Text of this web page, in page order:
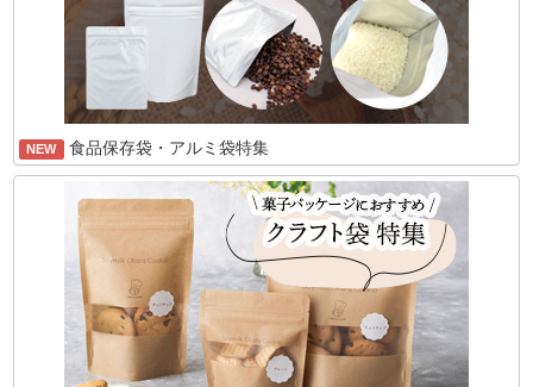
NEW 食品保存袋・アルミ袋特集